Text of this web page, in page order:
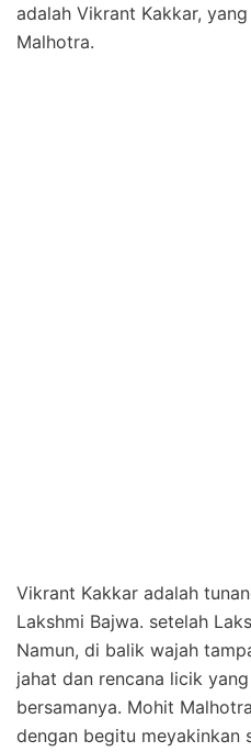
adalah Vikrant Kakkar,
Malhotra.
Vikrant Kakkar adalah
Lakshmi Bajwa. setelah
Namun, di balik wajah
jahat dan rencana licik
bersamanya. Mohit
dengan begitu meyakinkan